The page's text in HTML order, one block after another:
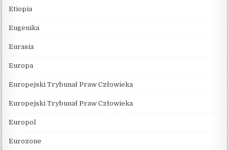
Etiopia
Eugenika
Eurasia
Europa
Europejski Trybunał Praw Człowieka
Europejski Trybunał Praw Człowieka
Europol
Eurozone